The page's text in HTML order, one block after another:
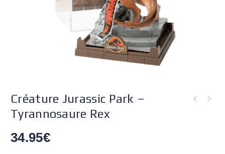
Créature Jurassic Park –
Tyrannosaure Rex
34.95€